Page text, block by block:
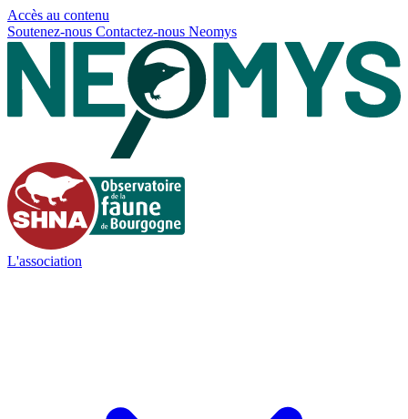
Accès au contenu
Soutenez-nous Contactez-nous Neomys
L'association
Panneau de gestion des cookies